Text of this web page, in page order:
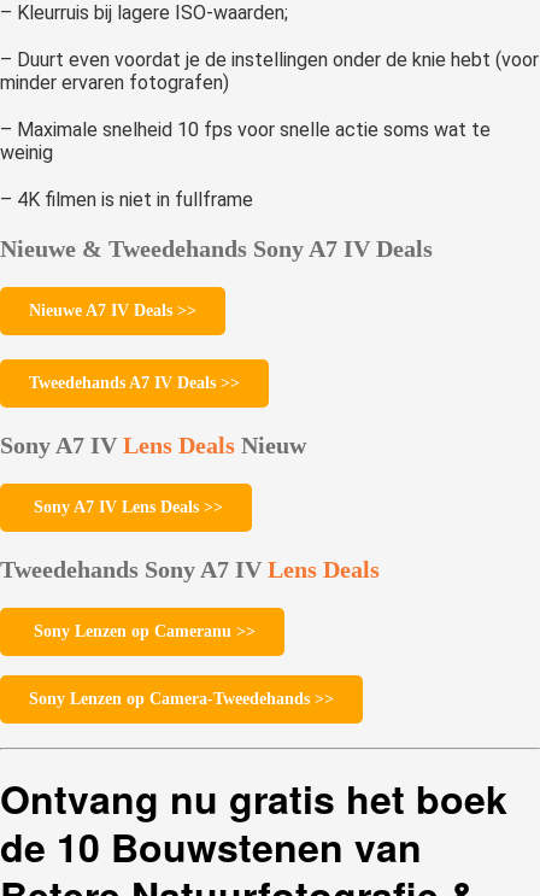
– Kleurruis bij lagere ISO-waarden;
– Duurt even voordat je de instellingen onder de knie hebt (voor
minder ervaren fotografen)
– Maximale snelheid 10 fps voor snelle actie soms wat te
weinig
– 4K filmen is niet in fullframe
Nieuwe & Tweedehands Sony A7 IV Deals
Nieuwe A7 IV Deals >>
Tweedehands A7 IV Deals >>
Sony A7 IV Lens Deals Nieuw
Sony A7 IV Lens Deals >>
Tweedehands Sony A7 IV Lens Deals
Sony Lenzen op Cameranu >>
Sony Lenzen op Camera-Tweedehands >>
Ontvang nu gratis het boek
de 10 Bouwstenen van